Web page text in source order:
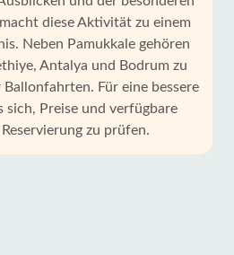
diese Aktivität zu einem
Neben Pamukkale gehören
Antalya und Bodrum zu
Für eine bessere
sich, Preise und verfügbare
zu prüfen.